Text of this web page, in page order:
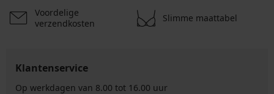
Voordelige
verzendkosten
Slimme maattabel
Klantenservice
Op werkdagen van 8.00 tot 16.00 uur